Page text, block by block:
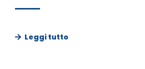
Leggi tutto